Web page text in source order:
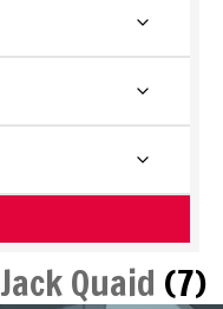
Jack Quaid (7)